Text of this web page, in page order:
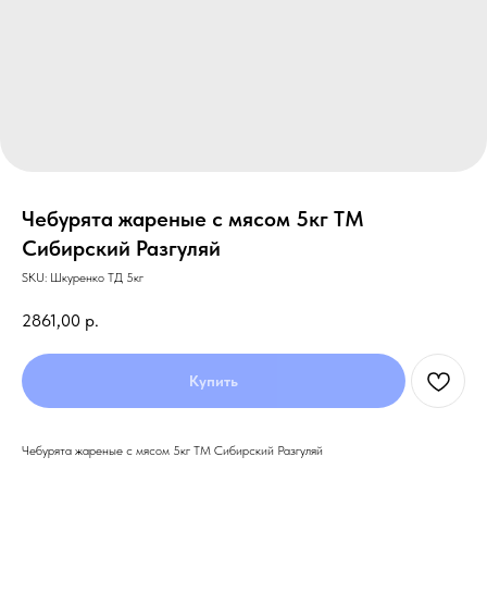
Чебурята жареные с мясом 5кг ТМ
Сибирский Разгуляй
SKU: Шкуренко ТД 5кг
2861,00 р.
Купить
Чебурята жареные с мясом 5кг ТМ Сибирский Разгуляй